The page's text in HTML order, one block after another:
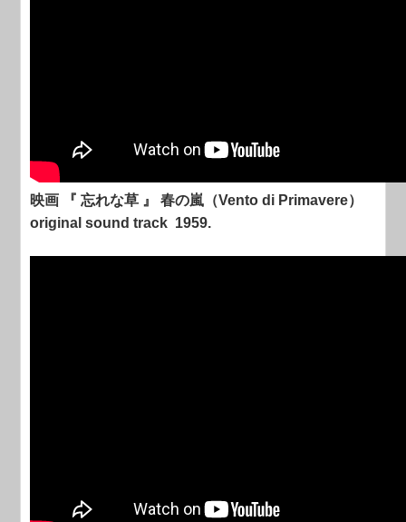
映画 『 忘れな草 』 春の嵐（Vento di Primavere）
original sound track 1959.